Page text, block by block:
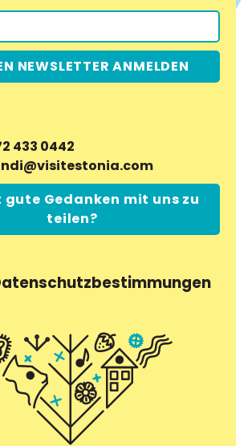
NEWSLETTER ANMELDEN
433 0442
gute Gedanken mit uns zu
teilen?